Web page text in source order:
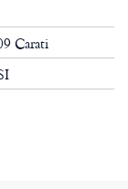
Carati